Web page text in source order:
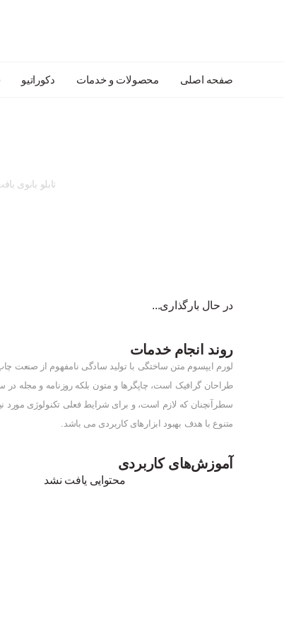
صفحه اصلی محصولات و خدمات دکوراتیو
تابلو بانوی
در حال بارگذاری...
روند انجام خدمات
لورم ایپسوم متن ساختگی با تولید سادگی نامفهوم از صنعت
طراحان گرافیک است، چاپگرها و متون بلکه روزنامه و مجله در
سطرآنچنان که لازم است، و برای شرایط فعلی تکنولوژی مورد
متنوع با هدف بهبود ابزارهای کاربردی می باشد.
آموزش‌های کاربردی
محتوایی یافت نشد